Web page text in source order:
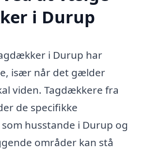
i Durup
i Durup har
især når det gælder
viden. Tagdækkere fra
de specifikke
husstande i Durup og
områder kan stå